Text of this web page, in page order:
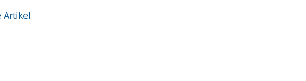
Navigation
Artikel